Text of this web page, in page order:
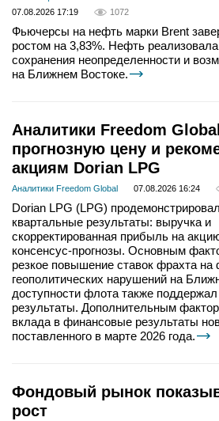
07.08.2026 17:19
1072
Фьючерсы на нефть марки Brent
ростом на 3,83%. Нефть
сохранения неопределенности и
на Ближнем Востоке.
Аналитики Freedom
прогнозную цену и
акциям Dorian LPG
Аналитики Freedom Global 07.08.2026 16:24
Dorian LPG (LPG)
квартальные результаты: выручка и
скорректированная прибыль на
консенсус-прогнозы. Основным
резкое повышение ставок фрахта на
геополитических нарушений на
доступности флота также
результаты. Дополнительным
вклада в финансовые результаты
поставленного в марте 2026 года.
Фондовый рынок
рост